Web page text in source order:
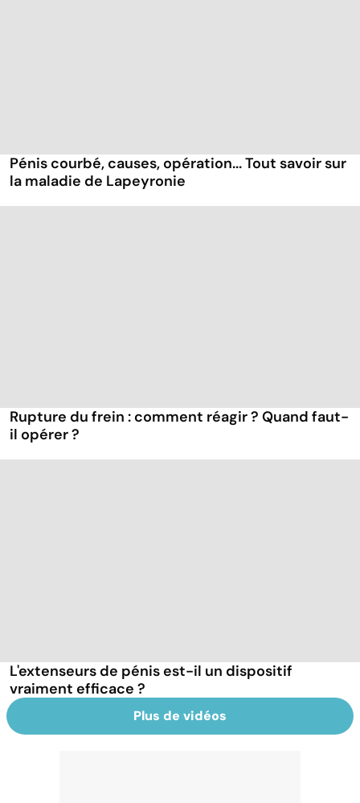
Pénis courbé, causes, opération... Tout savoir sur
la maladie de Lapeyronie
Rupture du frein : comment réagir ? Quand faut-
il opérer ?
L'extenseurs de pénis est-il un dispositif
vraiment efficace ?
Plus de vidéos